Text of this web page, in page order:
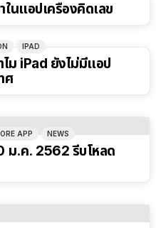
นแอปเครื่องคิดเลข
IPAD
ม iPad ยังไม่มีแอป
ศ
APP NEWS
ม.ค. 2562 รีบโหลด